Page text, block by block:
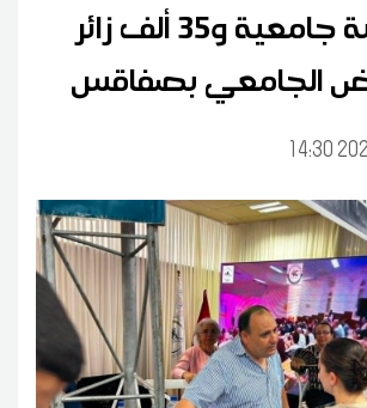
30 مؤسسة جامعية و35 ألف زائر
الجامعي بصفاقس